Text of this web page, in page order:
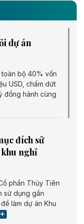
dự án
bộ 40% vốn
USD, chấm dứt
đồng hành cùng
đích sử
khu nghỉ
phần Thủy Tiên
sử dụng gần
làm dự án Khu